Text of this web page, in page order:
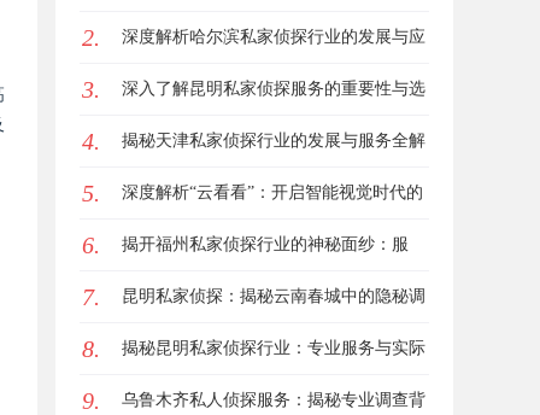
2. 深度解析哈尔滨私家侦探行业的发展与应
用现状
3. 深入了解昆明私家侦探服务的重要性与选
择指南
4. 揭秘天津私家侦探行业的发展与服务全解
析
5. 深度解析“云看看”：开启智能视觉时代的
新篇章
6. 揭开福州私家侦探行业的神秘面纱：服
务、优势与法律解析
7. 昆明私家侦探：揭秘云南春城中的隐秘调
查力量
8. 揭秘昆明私家侦探行业：专业服务与实际
案例分析
9. 乌鲁木齐私人侦探服务：揭秘专业调查背